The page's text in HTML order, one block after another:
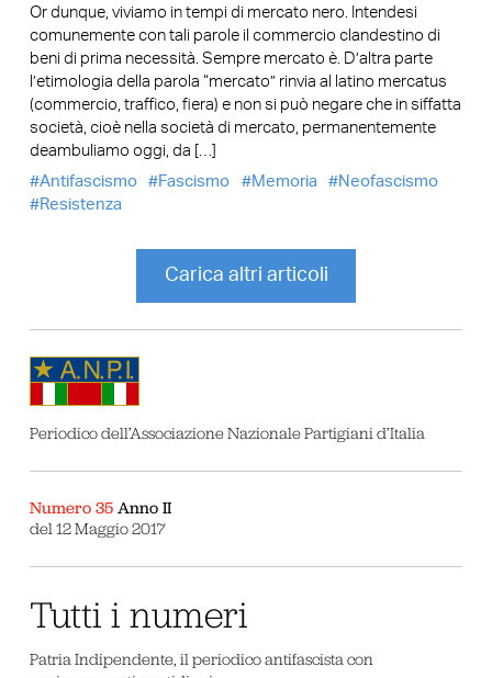
Or dunque, viviamo in tempi di mercato nero. Intendesi
comunemente con tali parole il commercio clandestino di
beni di prima necessità. Sempre mercato è. D’altra parte
l’etimologia della parola “mercato” rinvia al latino mercatus
(commercio, traffico, fiera) e non si può negare che in siffatta
società, cioè nella società di mercato, permanentemente
deambuliamo oggi, da […]
Antifascismo
Fascismo Memoria
Neofascismo
Resistenza
Carica altri articoli
Periodico dell’Associazione Nazionale Partigiani d’Italia
Numero 35Anno II
del 12 Maggio 2017
Tutti i numeri
Patria Indipendente, il periodico antifascista con